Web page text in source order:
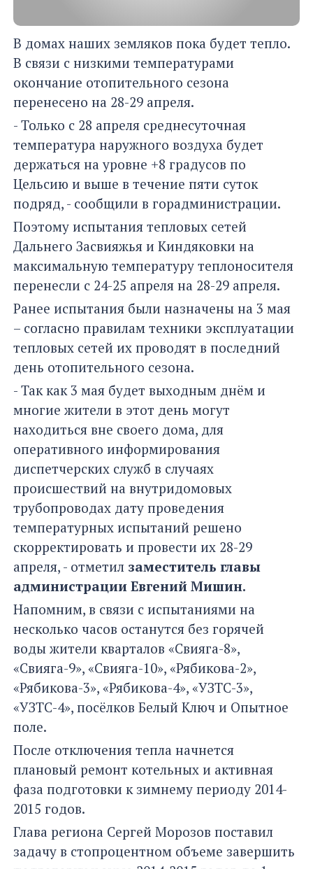
В домах наших земляков пока будет тепло.
В связи с низкими температурами
окончание отопительного сезона
перенесено на 28-29 апреля.
- Только с 28 апреля среднесуточная
температура наружного воздуха будет
держаться на уровне +8 градусов по
Цельсию и выше в течение пяти суток
подряд, - сообщили в горадминистрации.
Поэтому испытания тепловых сетей
Дальнего Засвияжья и Киндяковки на
максимальную температуру теплоносителя
перенесли с 24-25 апреля на 28-29 апреля.
Ранее испытания были назначены на 3 мая
– согласно правилам техники эксплуатации
тепловых сетей их проводят в последний
день отопительного сезона.
- Так как 3 мая будет выходным днём и
многие жители в этот день могут
находиться вне своего дома, для
оперативного информирования
диспетчерских служб в случаях
происшествий на внутридомовых
трубопроводах дату проведения
температурных испытаний решено
скорректировать и провести их 28-29
апреля, - отметил заместитель главы
администрации Евгений Мишин.
Напомним, в связи с испытаниями на
несколько часов останутся без горячей
воды жители кварталов «Свияга-8»,
«Свияга-9», «Свияга-10», «Рябикова-2»,
«Рябикова-3», «Рябикова-4», «УЗТС-3»,
«УЗТС-4», посёлков Белый Ключ и Опытное
поле.
После отключения тепла начнется
плановый ремонт котельных и активная
фаза подготовки к зимнему периоду 2014-
2015 годов.
Глава региона Сергей Морозов поставил
задачу в стопроцентном объеме завершить